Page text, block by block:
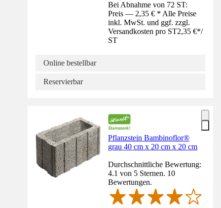
Bei Abnahme von 72 ST:
Preis — 2,35 € * Alle Preise
inkl. MwSt. und ggf. zzgl.
Versandkosten pro ST2,35 €*/
ST
Online bestellbar
Reservierbar
Pflanzstein Bambinoflor®
grau 40 cm x 20 cm x 20 cm
Durchschnittliche Bewertung:
4.1 von 5 Sternen. 10
Bewertungen.